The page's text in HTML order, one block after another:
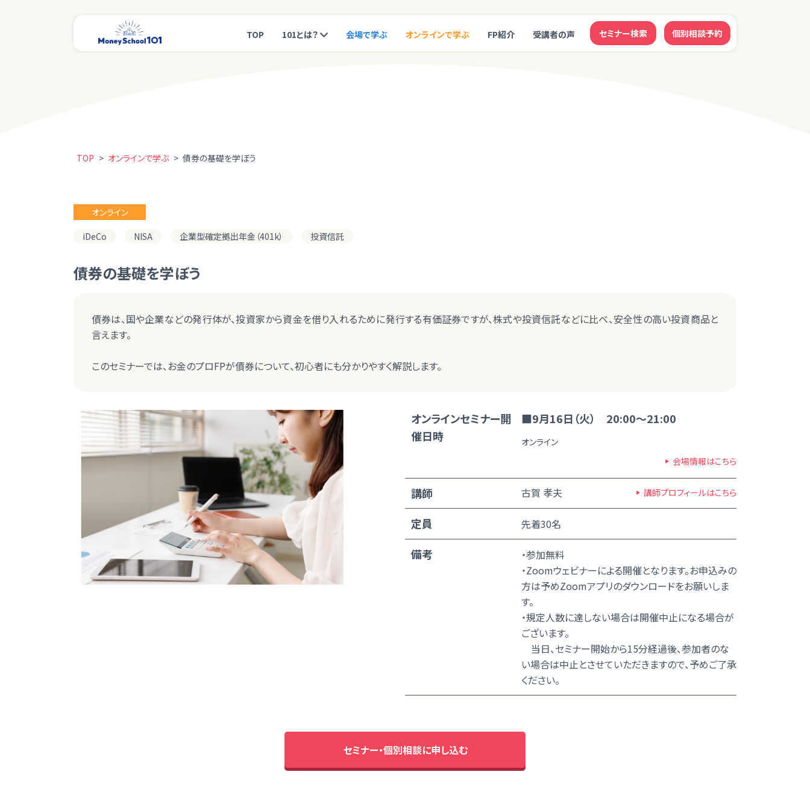
TOP 101とは？ 会場で学ぶ オンラインで学ぶ FP紹介 受講者の声 セミナー検索 個別相談予約
TOP > オンラインで学ぶ > 債券の基礎を学ぼう
オンライン
iDeCo
NISA 企業型確定拠出年金（401k） 投資信託
債券の基礎を学ぼう
債券は、国や企業などの発行体が、投資家から資金を借り入れるために発行する有価証券ですが、株式や投資信託などに比べ、安全性の高い投資商品と
言えます。
このセミナーでは、お金のプロFPが債券について、初心者にも分かりやすく解説します。
オンラインセミナー開
催日時
■9月16日（火） 20:00～21:00
オンライン
会場情報はこちら
講師 古賀 孝夫 講師プロフィールはこちら
定員 先着30名
備考
・参加無料
・Zoomウェビナーによる開催となります。お申込みの
方は予めZoomアプリのダウンロードをお願いしま
す。
・規定人数に達しない場合は開催中止になる場合が
ございます。
当日、セミナー開始から15分経過後、参加者のな
い場合は中止とさせていただきますので、予めご了承
ください。
セミナー・個別相談に申し込む